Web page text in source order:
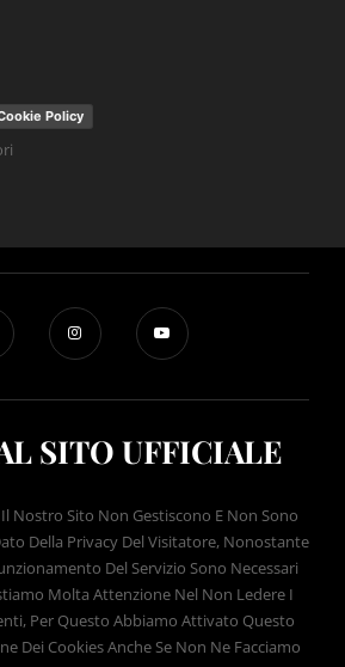
Policy
SITO UFFICIALE
Nostro Sito Non Gestiscono E Non Sono
Della Privacy Del Visitatore, Nonostante
Del Servizio Sono Necessari
Molta Attenzione Nel Non Ledere I
Per Questo Abbiamo Attivato Questo
Dei Cookies Anche Se Non Ne Facciamo